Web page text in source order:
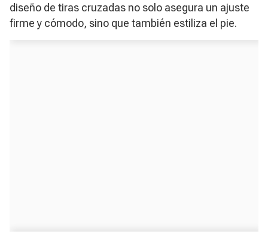
diseño de tiras cruzadas no solo asegura un ajuste
firme y cómodo, sino que también estiliza el pie.